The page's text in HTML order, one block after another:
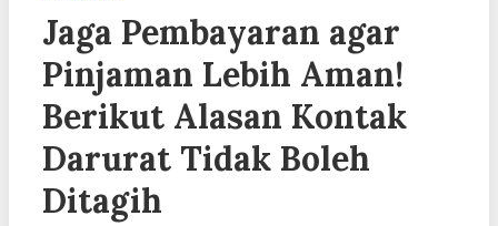
Jaga Pembayaran agar
Pinjaman Lebih Aman!
Berikut Alasan Kontak
Darurat Tidak Boleh
Ditagih